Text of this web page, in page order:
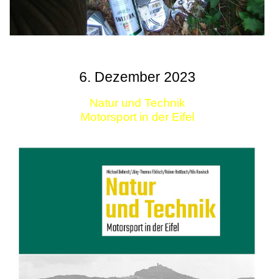
6. Dezember 2023
Natur und Technik
Motorsport in der Eifel